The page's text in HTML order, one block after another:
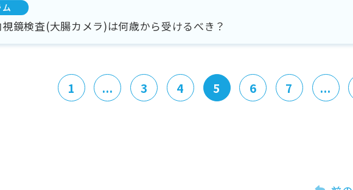
視鏡検査(大腸カメラ)は何歳から受けるべき？
1 ... 3 4 5 6 7 ...